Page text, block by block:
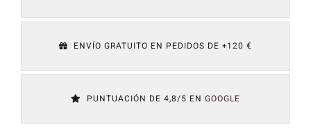
ENVÍO GRATUITO EN PEDIDOS DE +120 €
PUNTUACIÓN DE 4,8/5 EN GOOGLE